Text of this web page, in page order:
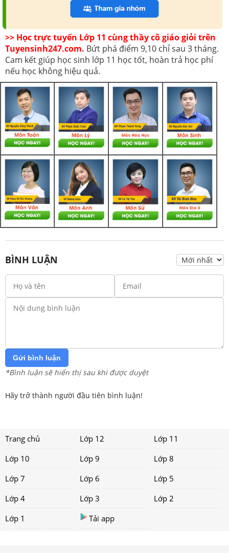
>> Học trực tuyến Lớp 11 cùng thầy cô giáo giỏi trên
Tuyensinh247.com. Bứt phá điểm 9,10 chỉ sau 3 tháng.
Cam kết giúp học sinh lớp 11 học tốt, hoàn trả học phí
nếu học không hiệu quả.
BÌNH LUẬN
Gửi bình luận
*Bình luận sẽ hiển thị sau khi được duyệt
Hãy trở thành người đầu tiên bình luận!
Trang chủ Lớp 12
Lớp 11
Lớp 10
Lớp 9
Lớp 8
Lớp 7
Lớp 6
Lớp 5
Lớp 4
Lớp 3
Lớp 2
Lớp 1
Tải app